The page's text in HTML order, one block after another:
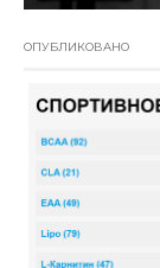
ОПУБЛИКОВАНО